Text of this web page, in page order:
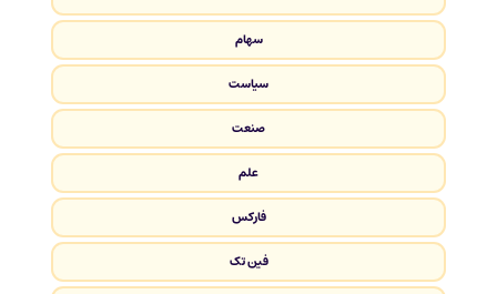
سهام
سیاست
صنعت
علم
فارکس
فین تک